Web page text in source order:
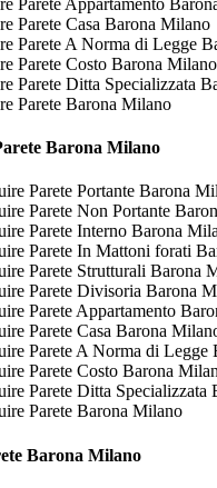
Parete Appartamento
Parete Casa Barona Milano
Parete A Norma di Legge
Parete Costo Barona Milano
Parete Ditta Specializzata
Parete Barona Milano
Barona Milano
Parete Portante Barona
Parete Non Portante
Parete Interno Barona
Parete In Mattoni forati
Parete Strutturali Barona
Parete Divisoria Barona
Parete Appartamento
Parete Casa Barona
Parete A Norma di Legge
Parete Costo Barona
Parete Ditta Specializzata
Parete Barona Milano
Barona Milano